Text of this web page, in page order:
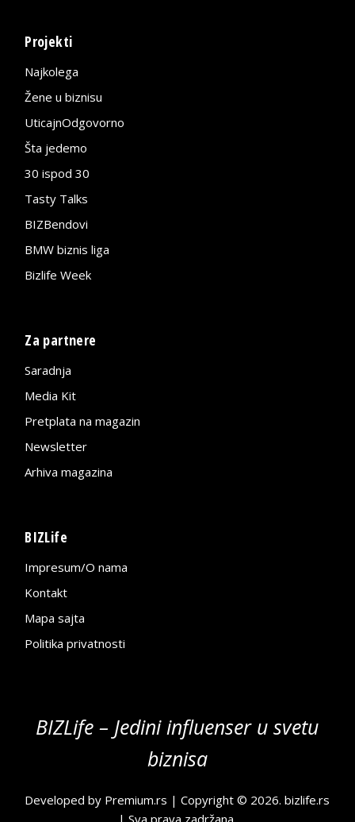
Projekti
Najkolega
Žene u biznisu
UticajnOdgovorno
Šta jedemo
30 ispod 30
Tasty Talks
BIZBendovi
BMW biznis liga
Bizlife Week
Za partnere
Saradnja
Media Kit
Pretplata na magazin
Newsletter
Arhiva magazina
BIZLife
Impresum/O nama
Kontakt
Mapa sajta
Politika privatnosti
BIZLife – Jedini influenser u svetu
biznisa
Developed by Premium.rs | Copyright © 2026.bizlife.rs
| Sva prava zadržana.